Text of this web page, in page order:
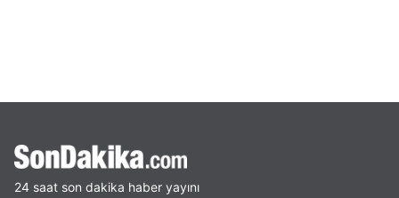
24 saat son dakika haber yayını